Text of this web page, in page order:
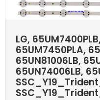
LG,
65UM7450PLA,
65UN81006LB,
65UN74006LB,